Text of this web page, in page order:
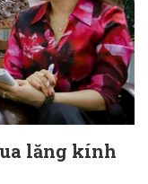
lăng kính